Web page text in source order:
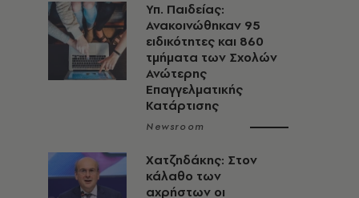
Υπ. Παιδείας:
Ανακοινώθηκαν 95
ειδικότητες και 860
τμήματα των Σχολών
Ανώτερης
Επαγγελματικής
Κατάρτισης
Newsroom
Χατζηδάκης: Στον
κάλαθο των
αχρήστων οι